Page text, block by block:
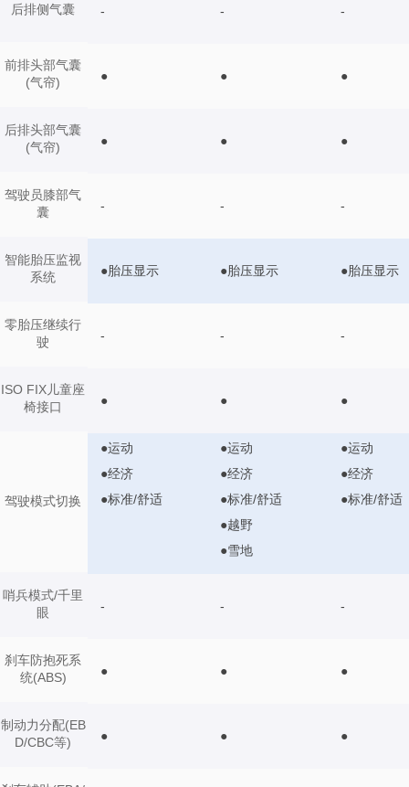
后排侧气囊
前排头部气囊
(气帘)
后排头部气囊
(气帘)
驾驶员膝部气
囊
智能胎压监视
系统
零胎压继续行
驶
ISO FIX儿童座
椅接口
驾驶模式切换
哨兵模式/千里
眼
刹车防抱死系
统(ABS)
制动力分配(EB
D/CBC等)
- - -
● ● ●
● ● ●
- - -
●胎压显示 ●胎压显示 ●胎压显示
- - -
● ● ●
●运动
●经济
●标准/舒适
●运动
●经济
●标准/舒适
●越野
●雪地
●运动
●经济
●标准/舒适
- - -
● ● ●
● ● ●